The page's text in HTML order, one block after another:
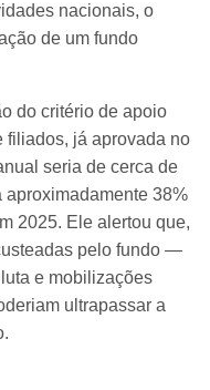
nacionais, o
de um fundo
do critério de apoio
filiados, já aprovada no
seria de cerca de
aproximadamente 38%
2025. Ele alertou que,
pelo fundo —
e mobilizações
ultrapassar a